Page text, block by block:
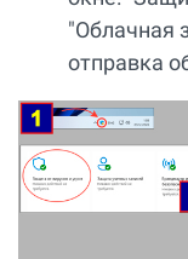
"Облачная
отправка